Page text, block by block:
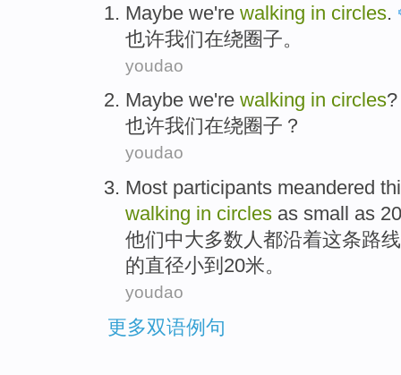
Maybe we're walking in circles.
也许我们在绕圈子。
youdao
Maybe we're walking in circles?
也许我们在绕圈子 ？
youdao
Most participants meandered
walking in circles as small as 20
他们中大多数人都沿着这条路线
的直径小到 20米。
youdao
更多双语例句